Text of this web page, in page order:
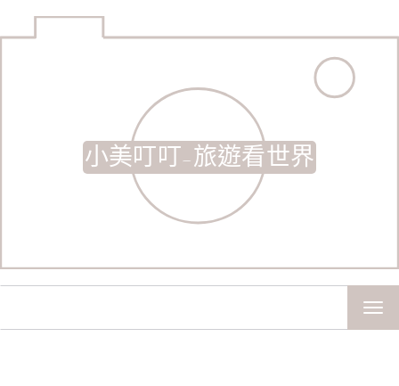
小美叮叮-旅遊看世界